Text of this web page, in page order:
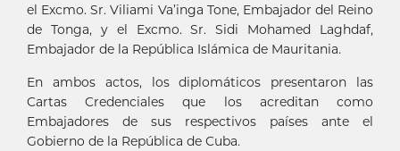
el Excmo. Sr. Viliami Va’inga Tone, Embajador del Reino
de Tonga, y el Excmo. Sr. Sidi Mohamed Laghdaf,
Embajador de la República Islámica de Mauritania.
En ambos actos, los diplomáticos presentaron las
Cartas Credenciales que los acreditan como
Embajadores de sus respectivos países ante el
Gobierno de la República de Cuba.